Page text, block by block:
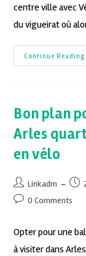
centre ville avec
du vigueirat où
Continue Reading
Bon plan
Arles
en vélo
Linkadm
0 Comments
Opter pour une
à visiter dans